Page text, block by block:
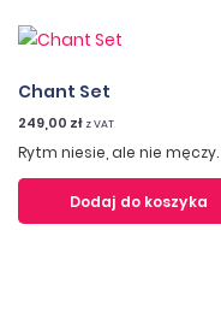
Chant Set
249,00 zł z VAT
Rytm niesie, ale nie męczy.
Dodaj do koszyka